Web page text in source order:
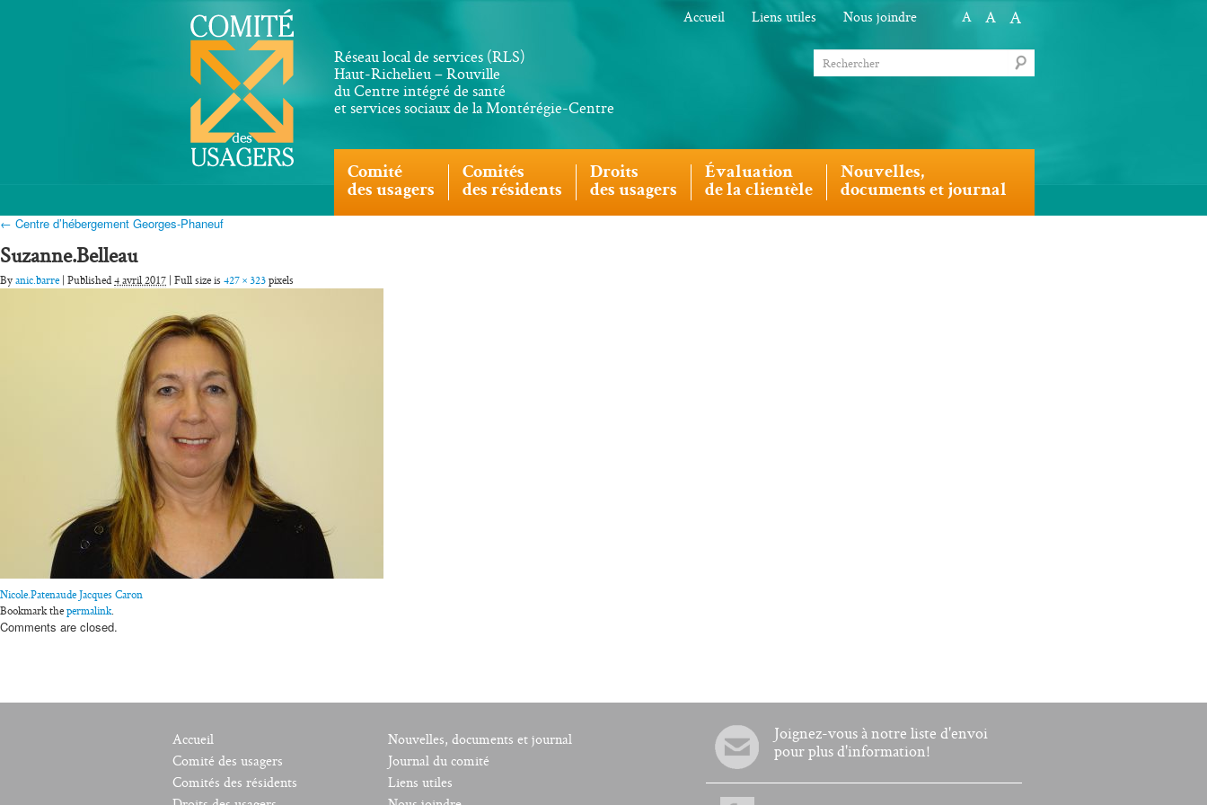
A A A
Accueil Liens utiles Nous joindre
Réseau local de services (RLS)
Haut-Richelieu – Rouville
du Centre intégré de santé
et services sociaux de la Montérégie-Centre
Comité
des usagers
Comités
des résidents
Droits
des usagers
Évaluation
de la clientèle
Nouvelles,
documents et journal
← Centre d’hébergement Georges-Phaneuf
Suzanne.Belleau
By anic.barre| Published4 avril 2017 | Full size is 427 × 323 pixels
Nicole.Patenaude Jacques Caron
Bookmark the permalink.
Comments are closed.
Accueil
Comité des usagers
Comités des résidents
Nouvelles, documents et journal
Journal du comité
Liens utiles
Joignez-vous à notre liste d'envoi
pour plus d'information!